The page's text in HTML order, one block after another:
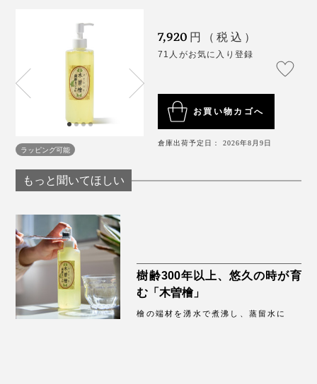
ラッピング可能
7,920 円（税込）
71人がお気に入り登録
お買い物カゴへ
倉庫出荷予定日： 2026年8月9日
もっと聞いてほしい
樹齢300年以上、悠久の時が育
む「木曽檜」
檜の端材を湧水で煮沸し、蒸留水に